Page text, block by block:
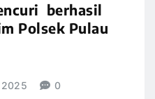
berhasil
Polsek Pulau
2025 0